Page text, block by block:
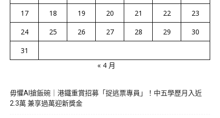
17
18 19 20 21 22
23
24
25 26 27 28 29
30
31
« 4 月
毋懼AI搶飯碗｜港鐵重賞招募「捉逃票專員」！中五學歷月入近
2.3萬 兼享過萬迎新獎金